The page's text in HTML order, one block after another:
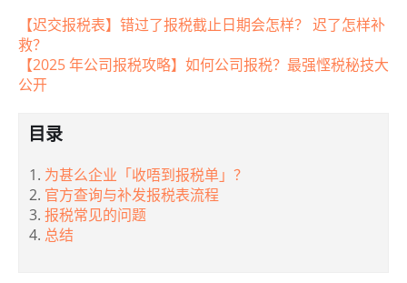
【迟交报税表】错过了报税截止日期会怎样？ 迟了怎样补
救？
【2025 年公司报税攻略】如何公司报税？最强悭税秘技大
公开
目录
为甚么企业「收唔到报税单」？
官方查询与补发报税表流程
报税常见的问题
总结